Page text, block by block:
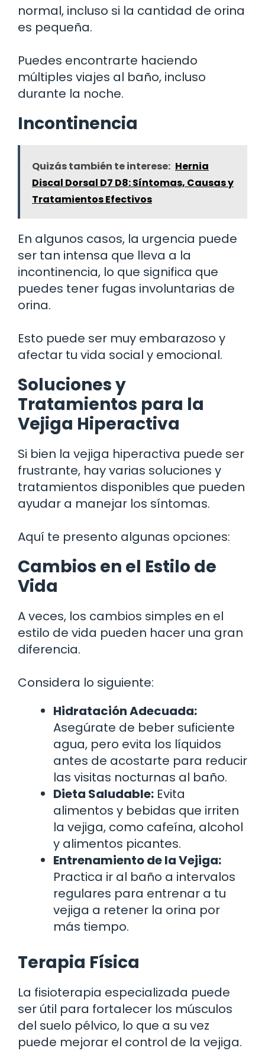
normal, incluso si la cantidad de orina
es pequeña.
Puedes encontrarte haciendo
múltiples viajes al baño, incluso
durante la noche.
Incontinencia
Quizás también te interese: Hernia
Discal Dorsal D7 D8: Síntomas, Causas y
Tratamientos Efectivos
En algunos casos, la urgencia puede
ser tan intensa que lleva a la
incontinencia, lo que significa que
puedes tener fugas involuntarias de
orina.
Esto puede ser muy embarazoso y
afectar tu vida social y emocional.
Soluciones y
Tratamientos para la
Vejiga Hiperactiva
Si bien la vejiga hiperactiva puede ser
frustrante, hay varias soluciones y
tratamientos disponibles que pueden
ayudar a manejar los síntomas.
Aquí te presento algunas opciones:
Cambios en el Estilo de
Vida
A veces, los cambios simples en el
estilo de vida pueden hacer una gran
diferencia.
Considera lo siguiente:
Hidratación Adecuada:
Asegúrate de beber suficiente
agua, pero evita los líquidos
antes de acostarte para reducir
las visitas nocturnas al baño.
Dieta Saludable: Evita
alimentos y bebidas que irriten
la vejiga, como cafeína, alcohol
y alimentos picantes.
Entrenamiento de la Vejiga:
Practica ir al baño a intervalos
regulares para entrenar a tu
vejiga a retener la orina por
más tiempo.
Terapia Física
La fisioterapia especializada puede
ser útil para fortalecer los músculos
del suelo pélvico, lo que a su vez
puede mejorar el control de la vejiga.